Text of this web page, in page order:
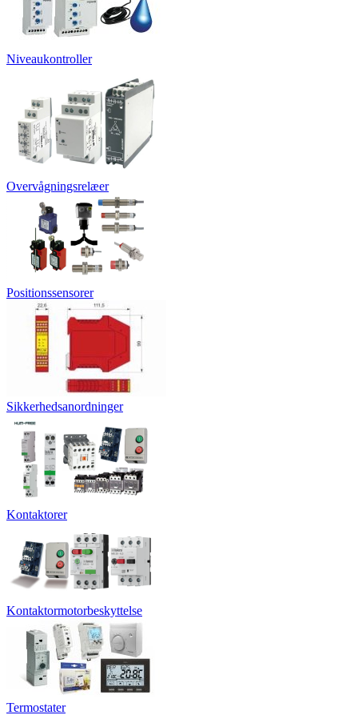
Niveaukontroller
Overvågningsrelæer
Positionssensorer
Sikkerhedsanordninger
Kontaktorer
Kontaktormotorbeskyttelse
Termostater